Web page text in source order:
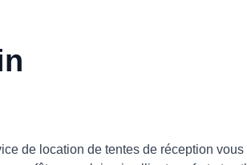
de location de tentes de réception